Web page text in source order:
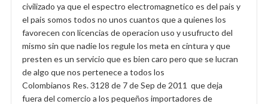
civilizado ya que el espectro electromagnetico es del pais y
el pais somos todos no unos cuantos que a quienes los
favorecen con licencias de operacion uso y usufructo del
mismo sin que nadie los regule los meta en cintura y que
presten es un servicio que es bien caro pero que se lucran
de algo que nos pertenece a todos los
Colombianos Res. 3128 de 7 de Sep de 2011 que deja
fuera del comercio a los pequeños importadores de